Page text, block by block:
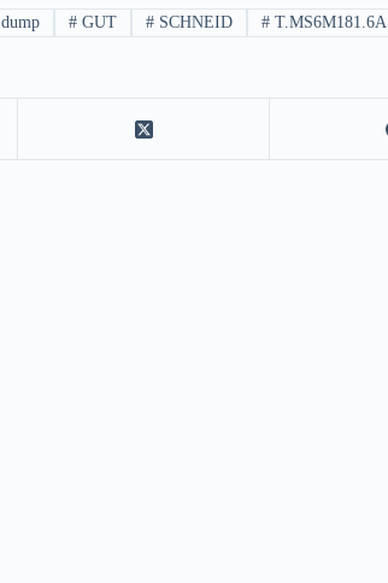
dump # GUT #SCHNEID #T.MS6M181.6A